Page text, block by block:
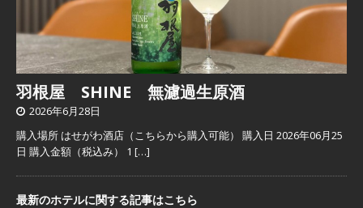
羽根屋 SHINE 無濾過生原酒
2026年6月28日
購入場所 はせがわ酒店（こちらから購入可能） 購入日 2026年06月25
日 購入金額（税込み） 1 […]
最新のホテルに関する記事はこちら